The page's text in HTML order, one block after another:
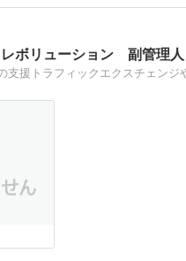
レボリューション 副管理人
支援トラフィックエクスチェンジ